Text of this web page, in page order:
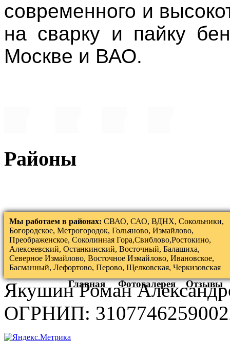
современного и
на сварку и пайку
Москве и ВАО.
Районы
Мы работаем в районах: СВАО, САО, ВДНХ, Сокольники,
Богородское, Метрогородок, Гольяново, Измайлово,
Преображенское, Соколинная Гора,Свиблово,Ростокино,
Алексеевский, Останкинский, Восточный, Балашиха,
Северное Измайлово, Восточное Измайлово, Ивановское,
Басманный, Лефортово, Перово, Щелковская, Черкизовская
Главная Фотогалерея Отзывы
Якушин Роман
ОГРНИП: